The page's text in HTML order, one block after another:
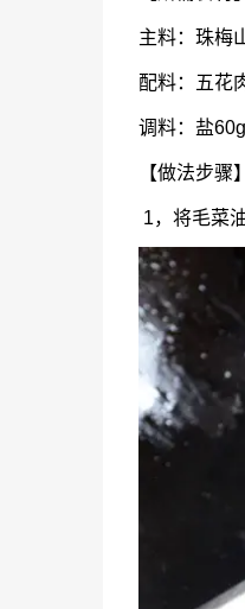
主料：珠梅
配料：五花
调料：盐
【做法步骤】
1，将毛菜